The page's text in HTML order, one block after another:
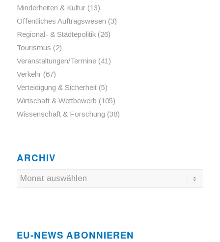
Minderheiten & Kultur(13)
Öffentliches Auftragswesen (3)
Regional- & Städtepolitik(26)
Tourismus (2)
Veranstaltungen/Termine(41)
Verkehr(67)
Verteidigung & Sicherheit(5)
Wirtschaft & Wettbewerb (105)
Wissenschaft & Forschung (38)
ARCHIV
EU-NEWS ABONNIEREN